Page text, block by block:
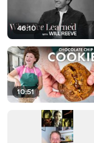
46:10
10:51